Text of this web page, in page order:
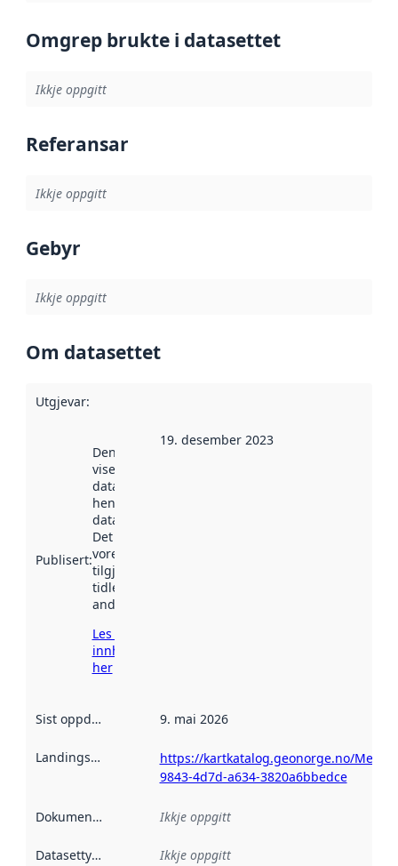
Omgrep brukte i datasettet
Ikkje oppgitt
Referansar
Ikkje oppgitt
Gebyr
Ikkje oppgitt
Om datasettet
Utgjevar:
Publisert:
Denne datoen
viser når
datasettet vart
henta inn av
data.norge.no.
Det kan ha
vore
tilgjengeleg
tidlegare
andre stader.
Les meir om
innhenting
her
19. desember 2023
Sist oppdatert 9. mai 2026
Landingsside
https://kartkatalog.geonorge.no/
9843-4d7d-a634-3820a6bbedce
Dokumentasjon Ikkje oppgitt
Datasettype Ikkje oppgitt